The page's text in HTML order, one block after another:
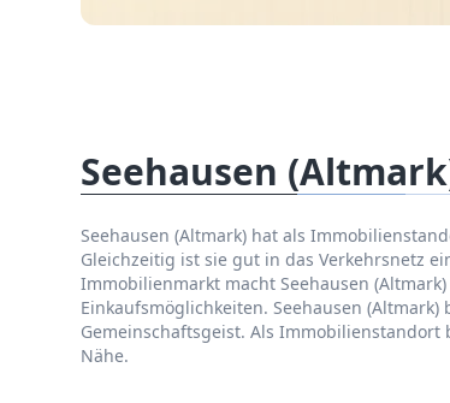
Seehausen
Seehausen (Altmark) hat als
Gleichzeitig ist sie gut in das Verkehrsnetz
Immobilienmarkt macht Seehausen
Einkaufsmöglichkeiten. Seehausen
Gemeinschaftsgeist. Als
Nähe.